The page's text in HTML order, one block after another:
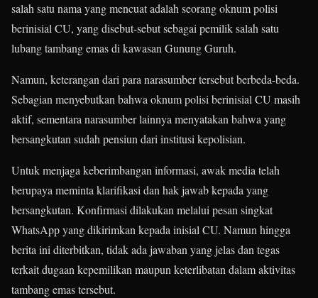
salah satu nama yang mencuat adalah seorang oknum polisi
berinisial CU, yang disebut-sebut sebagai pemilik salah satu
lubang tambang emas di kawasan Gunung Guruh.
Namun, keterangan dari para narasumber tersebut berbeda-beda.
Sebagian menyebutkan bahwa oknum polisi berinisial CU masih
aktif, sementara narasumber lainnya menyatakan bahwa yang
bersangkutan sudah pensiun dari institusi kepolisian.
Untuk menjaga keberimbangan informasi, awak media telah
berupaya meminta klarifikasi dan hak jawab kepada yang
bersangkutan. Konfirmasi dilakukan melalui pesan singkat
WhatsApp yang dikirimkan kepada inisial CU. Namun hingga
berita ini diterbitkan, tidak ada jawaban yang jelas dan tegas
terkait dugaan kepemilikan maupun keterlibatan dalam aktivitas
tambang emas tersebut.